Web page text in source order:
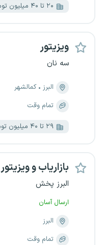
۲۰ تا ۴۰ میلیون تومان
ویزیتور
سه نان
البرز
کمالشهر
تمام وقت
۲۹ تا ۴۰ میلیون تومان
بازاریاب و ویزیتور
البرز پخش
ارسال آسان
البرز
تمام وقت